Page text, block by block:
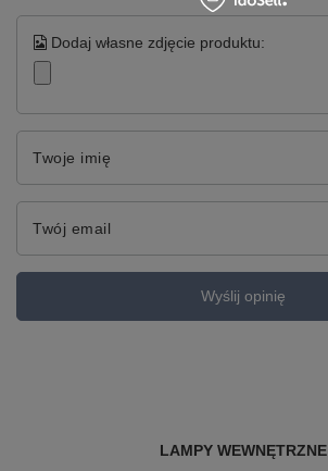
Dodaj własne zdjęcie produktu:
Twoje imię
Twój email
Wyślij opinię
LAMPY WEWNĘTRZNE